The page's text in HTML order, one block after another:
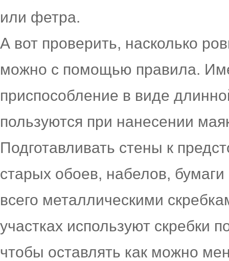
или фетра.
А вот проверить, насколько
можно с помощью правила.
приспособление в виде
пользуются при нанесении
Подготавливать стены к
старых обоев, набелов,
всего металлическими
участках используют
чтобы оставлять как можно